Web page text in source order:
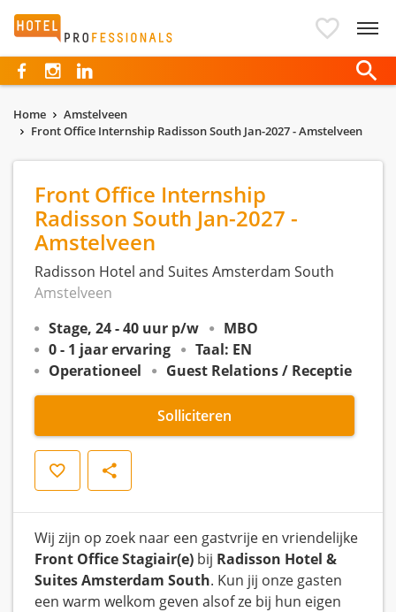
Hotelprofessionals
Home
Amstelveen
Front Office Internship Radisson South Jan-2027 - Amstelveen
Front Office Internship
Radisson South Jan-2027 -
Amstelveen
Radisson Hotel and Suites Amsterdam South
Amstelveen
Stage, 24 - 40 uur p/w
MBO
0 - 1 jaar ervaring
Taal: EN
Operationeel
Guest Relations / Receptie
Solliciteren
Opslaan Delen
Wij zijn op zoek naar een gastvrije en vriendelijke
Front Office Stagiair(e) bij Radisson Hotel &
Suites Amsterdam South. Kun jij onze gasten
een warm welkom geven alsof ze bij hun eigen